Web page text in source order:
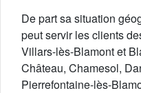
De part sa situation
peut servir les clients
Villars-lès-Blamont et
Château, Chamesol,
Pierrefontaine-lès-